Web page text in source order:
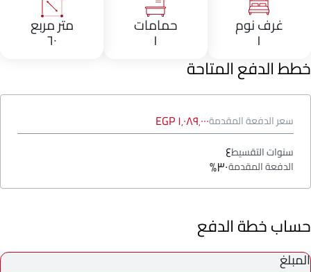
غرف نوم
١
حمامات
١
متر مربع
٦٠
خطط الدفع المتاحة
سعر الدفعة المقدمة١٬٠٨٩٬٠٠٠ EGP
سنوات التقسيط٤
الدفعة المقدمة٣٠%
حساب خطة الدفع
المبلغ